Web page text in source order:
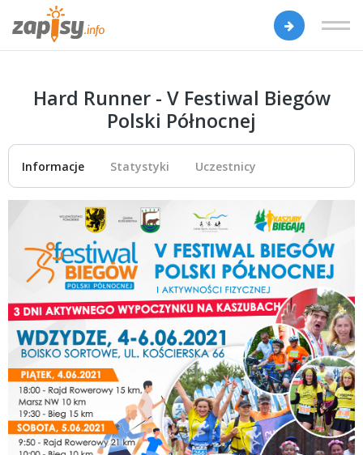
Hard Runner - V Festiwal Biegów
Polski Północnej
Informacje Statystyki Uczestnicy